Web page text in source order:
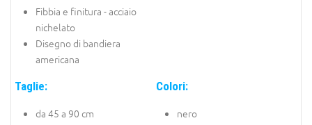
Fibbia e finitura - acciaio
nichelato
Disegno di bandiera
americana
Taglie:
da 45 a 90 cm
Colori:
nero